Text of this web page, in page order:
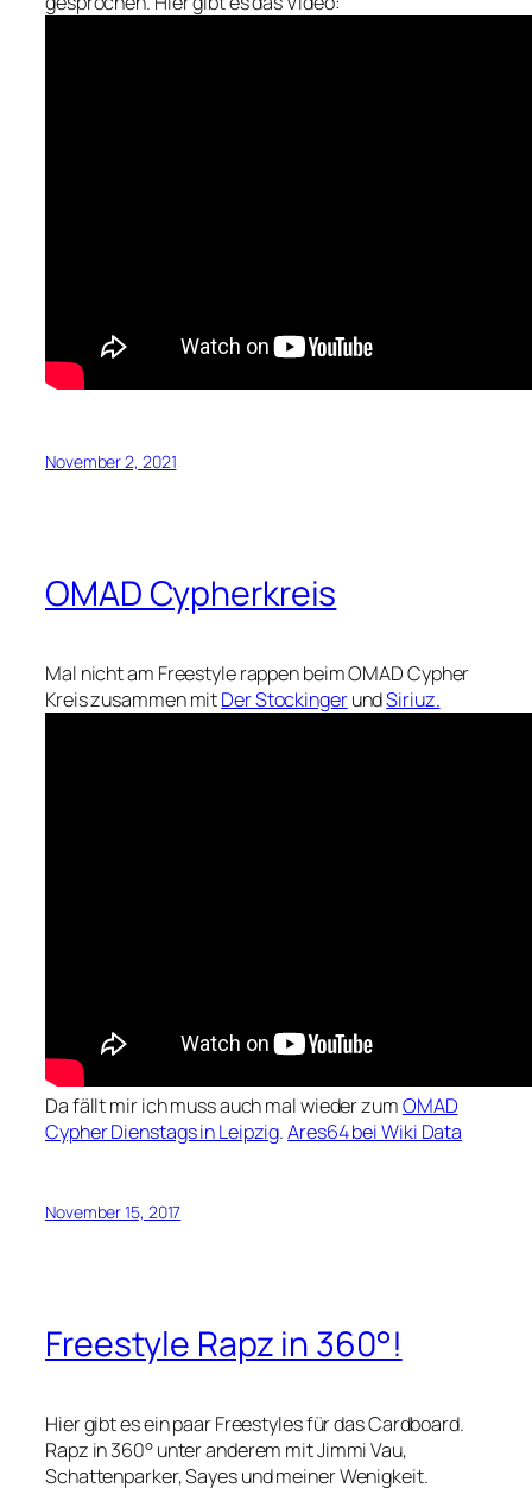
November 2, 2021
OMAD Cypherkreis
Mal nicht am Freestyle rappen beim OMAD Cypher
Kreis zusammen mitDer StockingerundSiriuz.
Da fällt mir ich muss auch mal wieder zumOMAD
Cypher Dienstags in Leipzig.Ares64 bei Wiki Data
November 15, 2017
Freestyle Rapz in 360°!
Hier gibt es ein paar Freestyles für das Cardboard.
Rapz in 360° unter anderem mit Jimmi Vau,
Schattenparker, Sayes und meiner Wenigkeit.